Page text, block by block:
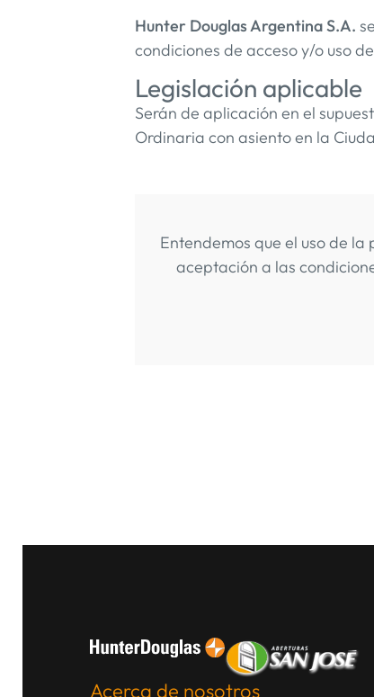
Hunter Douglas Argentina S.A.
condiciones de acceso y/o uso
Legislación aplicable
Serán de aplicación en el
Ordinaria con asiento en la
Entendemos que el uso de la
aceptación a las
Acerca de nosotros